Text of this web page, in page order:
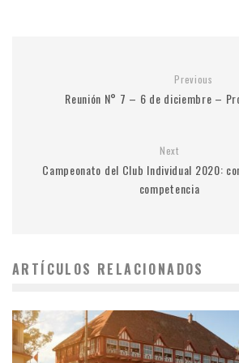
Previous
Reunión N° 7 – 6 de diciembre –
Next
Campeonato del Club Individual 2020:
competencia
ARTÍCULOS RELACIONADOS